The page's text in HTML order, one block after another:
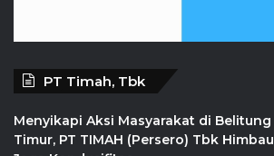
PT Timah, Tbk
Menyikapi Aksi Masyarakat di Belitung
Timur, PT TIMAH (Persero) Tbk Himbau